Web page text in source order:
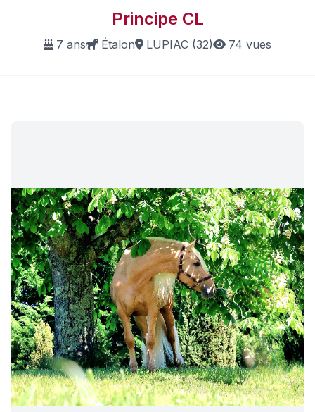
Principe CL
7 ans Étalon LUPIAC (32) 74 vues